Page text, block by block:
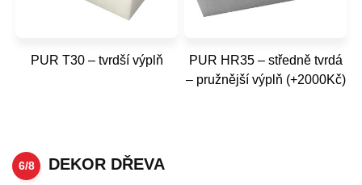
PUR T30 – tvrdší výplň
PUR HR35 – středně tvrdá
– pružnější výplň (+2000Kč)
6/8 DEKOR DŘEVA